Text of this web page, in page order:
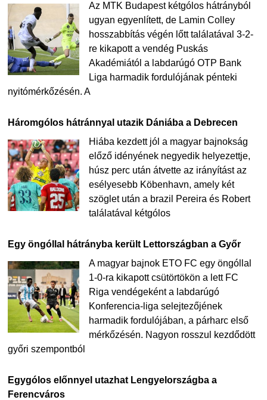
Az MTK Budapest kétgólos hátrányból
ugyan egyenlített, de Lamin Colley
hosszabbítás végén lőtt találatával 3-2-
re kikapott a vendég Puskás
Akadémiától a labdarúgó OTP Bank
Liga harmadik fordulójának pénteki
nyitómérkőzésén. A
Háromgólos hátránnyal utazik Dániába a Debrecen
Hiába kezdett jól a magyar bajnokság
előző idényének negyedik helyezettje,
húsz perc után átvette az irányítást az
esélyesebb Köbenhavn, amely két
szöglet után a brazil Pereira és Robert
találatával kétgólos
Egy öngóllal hátrányba került Lettországban a Győr
A magyar bajnok ETO FC egy öngóllal
1-0-ra kikapott csütörtökön a lett FC
Riga vendégeként a labdarúgó
Konferencia-liga selejtezőjének
harmadik fordulójában, a párharc első
mérkőzésén. Nagyon rosszul kezdődött
győri szempontból
Egygólos előnnyel utazhat Lengyelországba a
Ferencváros